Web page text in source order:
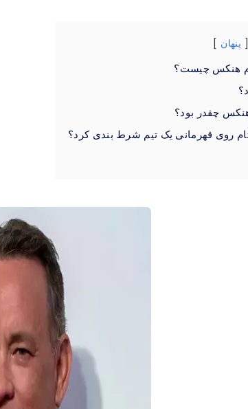
پنهان
هنکس چیست؟
چقدر بود؟
روی قهرمانی یک تیم شرط بندی کرد؟